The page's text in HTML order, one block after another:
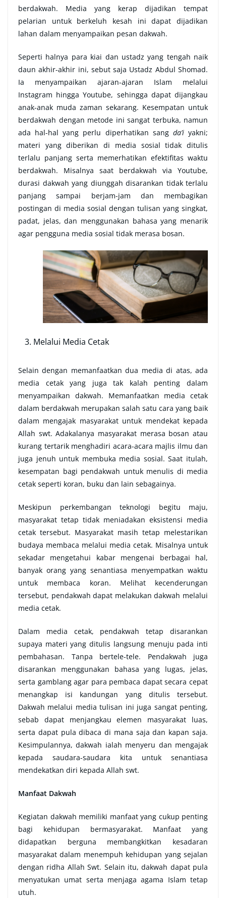
berdakwah. Media yang kerap dijadikan tempat
pelarian untuk berkeluh kesah ini dapat dijadikan
lahan dalam menyampaikan pesan dakwah.
Seperti halnya para kiai dan ustadz yang tengah naik
daun akhir-akhir ini, sebut saja Ustadz Abdul Shomad.
Ia menyampaikan ajaran-ajaran Islam melalui
Instagram hingga Youtube, sehingga dapat dijangkau
anak-anak muda zaman sekarang. Kesempatan untuk
berdakwah dengan metode ini sangat terbuka, namun
ada hal-hal yang perlu diperhatikan sang da’iyakni;
materi yang diberikan di media sosial tidak ditulis
terlalu panjang serta memerhatikan efektifitas waktu
berdakwah. Misalnya saat berdakwah via Youtube,
durasi dakwah yang diunggah disarankan tidak terlalu
panjang sampai berjam-jam dan membagikan
postingan di media sosial dengan tulisan yang singkat,
padat, jelas, dan menggunakan bahasa yang menarik
agar pengguna media sosial tidak merasa bosan.
Melalui Media Cetak
Selain dengan memanfaatkan dua media di atas, ada
media cetak yang juga tak kalah penting dalam
menyampaikan dakwah. Memanfaatkan media cetak
dalam berdakwah merupakan salah satu cara yang baik
dalam mengajak masyarakat untuk mendekat kepada
Allah swt. Adakalanya masyarakat merasa bosan atau
kurang tertarik menghadiri acara-acara majlis ilmu dan
juga jenuh untuk membuka media sosial. Saat itulah,
kesempatan bagi pendakwah untuk menulis di media
cetak seperti koran, buku dan lain sebagainya.
Meskipun perkembangan teknologi begitu maju,
masyarakat tetap tidak meniadakan eksistensi media
cetak tersebut. Masyarakat masih tetap melestarikan
budaya membaca melalui media cetak. Misalnya untuk
sekadar mengetahui kabar mengenai berbagai hal,
banyak orang yang senantiasa menyempatkan waktu
untuk membaca koran. Melihat kecenderungan
tersebut, pendakwah dapat melakukan dakwah melalui
media cetak.
Dalam media cetak, pendakwah tetap disarankan
supaya materi yang ditulis langsung menuju pada inti
pembahasan. Tanpa bertele-tele. Pendakwah juga
disarankan menggunakan bahasa yang lugas, jelas,
serta gamblang agar para pembaca dapat secara cepat
menangkap isi kandungan yang ditulis tersebut.
Dakwah melalui media tulisan ini juga sangat penting,
sebab dapat menjangkau elemen masyarakat luas,
serta dapat pula dibaca di mana saja dan kapan saja.
Kesimpulannya, dakwah ialah menyeru dan mengajak
kepada saudara-saudara kita untuk senantiasa
mendekatkan diri kepada Allah swt.
Manfaat Dakwah
Kegiatan dakwah memiliki manfaat yang cukup penting
bagi kehidupan bermasyarakat. Manfaat yang
didapatkan berguna membangkitkan kesadaran
masyarakat dalam menempuh kehidupan yang sejalan
dengan ridha Allah Swt. Selain itu, dakwah dapat pula
menyatukan umat serta menjaga agama Islam tetap
utuh.